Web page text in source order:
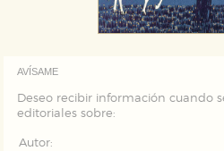
AVÍSAME
Deseo recibir información cuando
editoriales sobre:
Autor: